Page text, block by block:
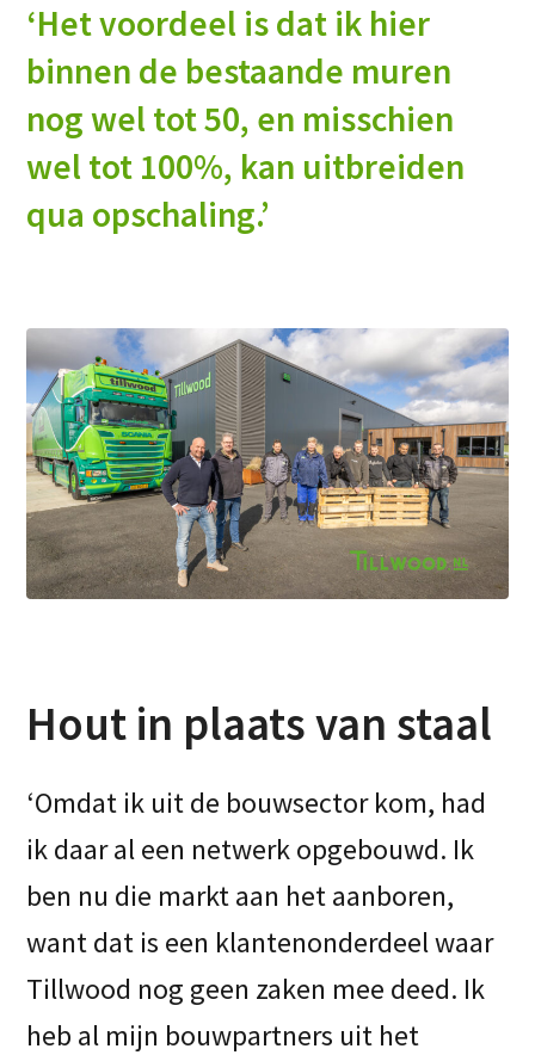
‘Het voordeel is dat ik hier
binnen de bestaande muren
nog wel tot 50, en misschien
wel tot 100%, kan uitbreiden
qua opschaling.’
Hout in plaats van staal
‘Omdat ik uit de bouwsector kom, had
ik daar al een netwerk opgebouwd. Ik
ben nu die markt aan het aanboren,
want dat is een klantenonderdeel waar
Tillwood nog geen zaken mee deed. Ik
heb al mijn bouwpartners uit het